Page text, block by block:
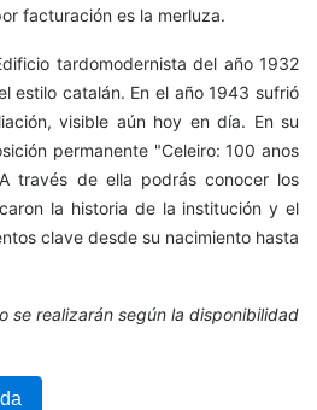
facturación es la merluza.
tardomodernista del año 1932
estilo catalán. En el año 1943 sufrió
visible aún hoy en día. En su
permanente "Celeiro: 100 anos
través de ella podrás conocer los
la historia de la institución y el
clave desde su nacimiento hasta
se realizarán según la disponibilidad